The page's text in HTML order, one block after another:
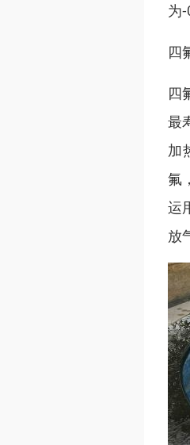
为
四
四
最
加
氟
运
放